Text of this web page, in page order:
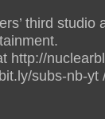
third studio
http://
subs-nb-